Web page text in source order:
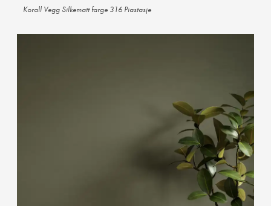
Korall Vegg Silkematt farge 316 Piastasje